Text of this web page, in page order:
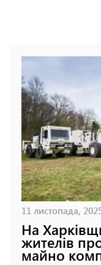
11 листопада,
На
жителів
майно